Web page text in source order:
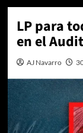
LP para
en el
AJ Navarro